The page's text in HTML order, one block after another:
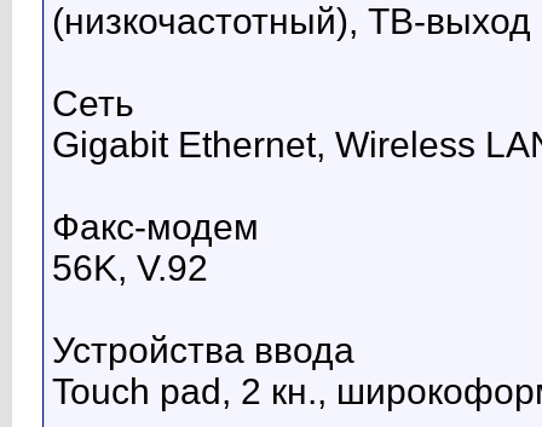
(низкочастотный), ТВ-выход
Сеть
Gigabit Ethernet, Wireless
Факс-модем
56K, V.92
Устройства ввода
Touch pad, 2 кн.,